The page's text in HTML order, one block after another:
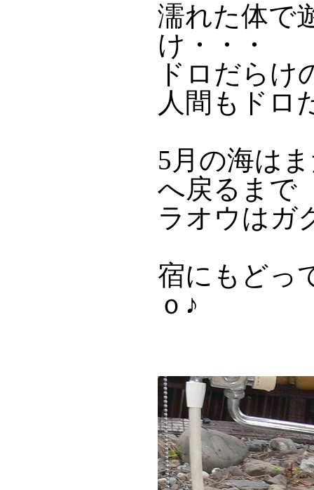
濡れた体で
け・・・
ドロだらけ
人間もドロ
5月の海は
へ戻るまで
ラオウはガ
宿にもどっ
ｏ♪